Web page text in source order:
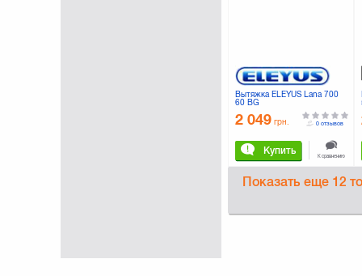
Вытяжка ELEYUS Lana 700
60 BG
2 049 грн.
Купить
0 отзывов
К сравнению
Показать еще 12